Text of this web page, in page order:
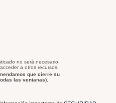
no será necesario
a otros recursos.
que cierre su
las ventanas).